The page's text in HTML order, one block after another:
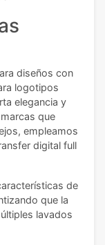
diseños con
logotipos
elegancia y
que
empleamos
digital full
de
que la
lavados